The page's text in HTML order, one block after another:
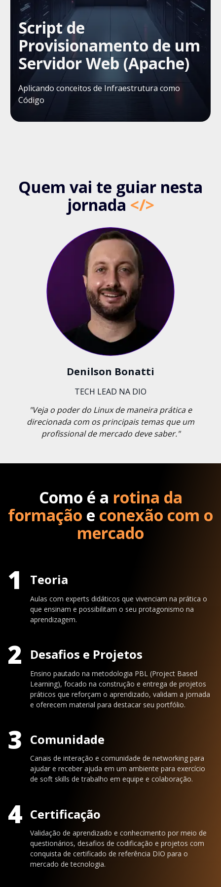
Script de
Provisionamento de um
Servidor Web (Apache)
Aplicando conceitos de Infraestrutura como
Código
Quem vai te guiar nesta
jornada </>
Denilson Bonatti
TECH LEAD NA DIO
"Veja o poder do Linux de maneira prática e
direcionada com os principais temas que um
profissional de mercado deve saber."
Como é a rotina da
formação e conexão com o
mercado
1 Teoria
Aulas com experts didáticos que vivenciam na prática o
que ensinam e possibilitam o seu protagonismo na
aprendizagem.
2 Desafios e Projetos
Ensino pautado na metodologia PBL (Project Based
Learning), focado na construção e entrega de projetos
práticos que reforçam o aprendizado, validam a jornada
e oferecem material para destacar seu portfólio.
3 Comunidade
Canais de interação e comunidade de networking para
ajudar e receber ajuda em um ambiente para exercício
de soft skills de trabalho em equipe e colaboração.
4 Certificação
Validação de aprendizado e conhecimento por meio de
questionários, desafios de codificação e projetos com
conquista de certificado de referência DIO para o
mercado de tecnologia.